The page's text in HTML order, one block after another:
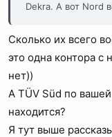
Dekra. А вот Nord
Сколько их всего
это одна контора с
нет))
А TÜV Süd по
находится?
Я тут выше